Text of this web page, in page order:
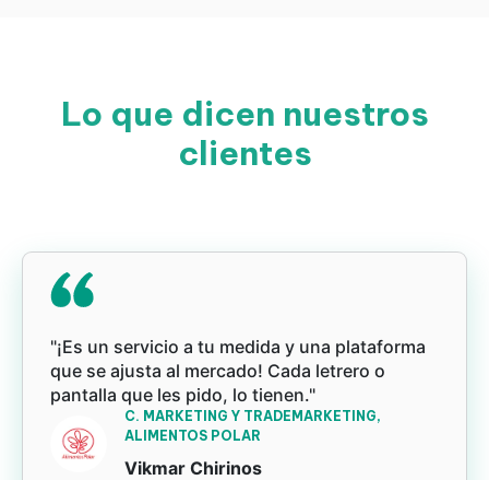
Lo que dicen nuestros
clientes
"¡Es un servicio a tu medida y una plataforma
que se ajusta al mercado! Cada letrero o
pantalla que les pido, lo tienen."
C. MARKETING Y TRADEMARKETING,
ALIMENTOS POLAR
Vikmar Chirinos